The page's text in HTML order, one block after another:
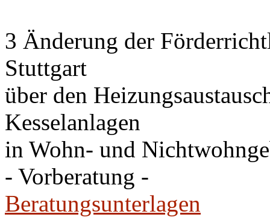
3 Änderung der
Stuttgart
über den
Kesselanlagen
in Wohn- und
- Vorberatung -
Beratungsunterlagen